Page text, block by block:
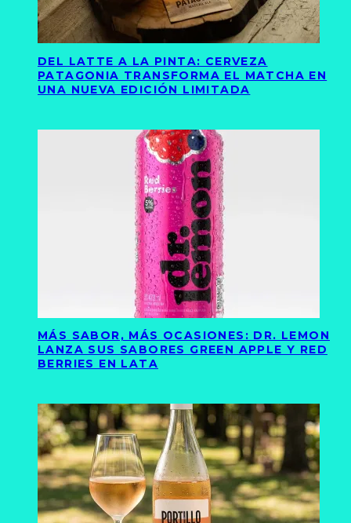
DEL LATTE A LA PINTA: CERVEZA
PATAGONIA TRANSFORMA EL MATCHA EN
UNA NUEVA EDICIÓN LIMITADA
MÁS SABOR, MÁS OCASIONES: DR. LEMON
LANZA SUS SABORES GREEN APPLE Y RED
BERRIES EN LATA